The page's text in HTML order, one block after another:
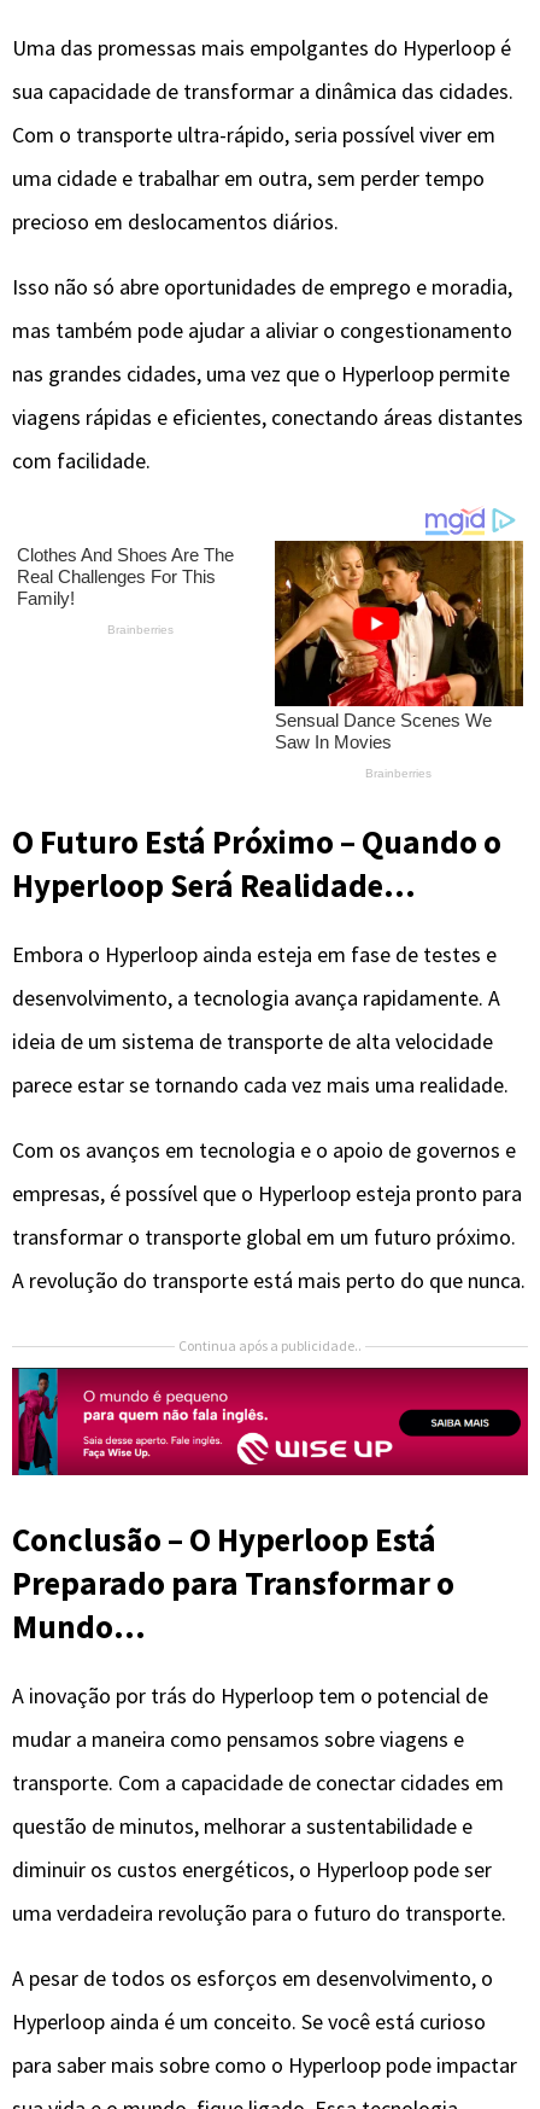
Uma das promessas mais empolgantes do Hyperloop é
sua capacidade de transformar a dinâmica das cidades.
Com o transporte ultra-rápido, seria possível viver em
uma cidade e trabalhar em outra, sem perder tempo
precioso em deslocamentos diários.
Isso não só abre oportunidades de emprego e moradia,
mas também pode ajudar a aliviar o congestionamento
nas grandes cidades, uma vez que o Hyperloop permite
viagens rápidas e eficientes, conectando áreas distantes
com facilidade.
O Futuro Está Próximo – Quando o
Hyperloop Será Realidade…
Embora o Hyperloop ainda esteja em fase de testes e
desenvolvimento, a tecnologia avança rapidamente. A
ideia de um sistema de transporte de alta velocidade
parece estar se tornando cada vez mais uma realidade.
Com os avanços em tecnologia e o apoio de governos e
empresas, é possível que o Hyperloop esteja pronto para
transformar o transporte global em um futuro próximo.
A revolução do transporte está mais perto do que nunca.
Continua após a publicidade..
Conclusão – O Hyperloop Está
Preparado para Transformar o
Mundo…
A inovação por trás do Hyperloop tem o potencial de
mudar a maneira como pensamos sobre viagens e
transporte. Com a capacidade de conectar cidades em
questão de minutos, melhorar a sustentabilidade e
diminuir os custos energéticos, o Hyperloop pode ser
uma verdadeira revolução para o futuro do transporte.
A pesar de todos os esforços em desenvolvimento, o
Hyperloop ainda é um conceito. Se você está curioso
para saber mais sobre como o Hyperloop pode impactar